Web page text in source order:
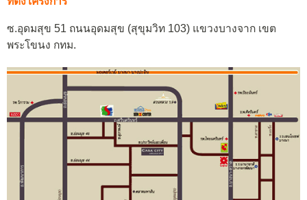
ซ.อุดมสุข 51 ถนนอุดมสุข (สุขุมวิท 103) แขวงบางจาก เขต
พระโขนง กทม.